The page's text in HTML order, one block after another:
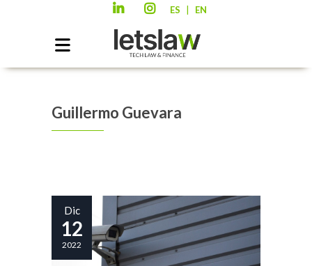
ES EN
Guillermo Guevara
Dic
12
2022